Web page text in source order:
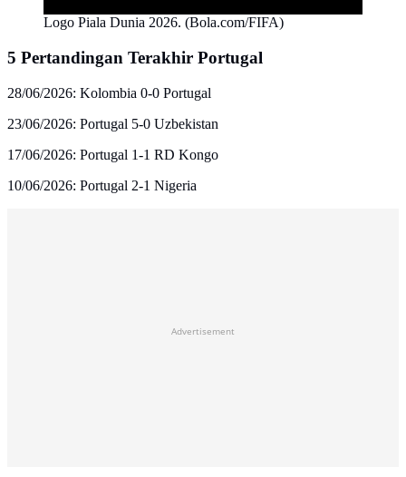
Logo Piala Dunia 2026. (Bola.com/FIFA)
5 Pertandingan Terakhir Portugal
28/06/2026: Kolombia 0-0 Portugal
23/06/2026: Portugal 5-0 Uzbekistan
17/06/2026: Portugal 1-1 RD Kongo
10/06/2026: Portugal 2-1 Nigeria
Advertisement